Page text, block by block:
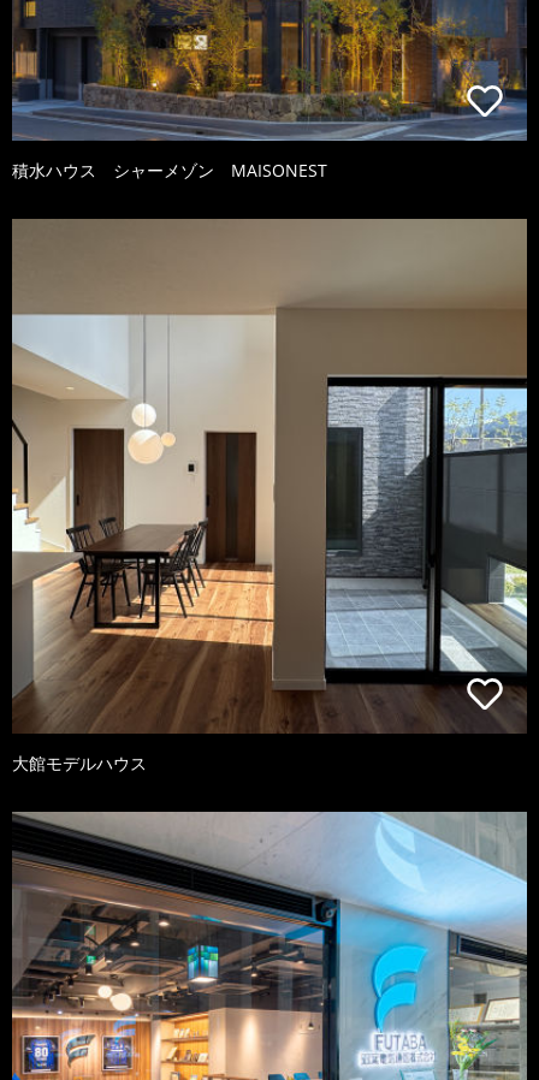
積水ハウス シャーメゾン MAISONEST
大館モデルハウス